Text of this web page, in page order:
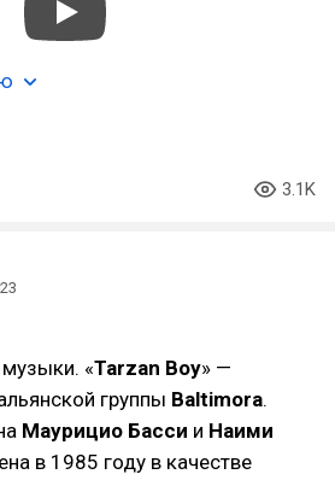
3.1K
«Tarzan Boy» —
группы Baltimora.
Маурицио Басси и Наими
в 1985 году в качестве